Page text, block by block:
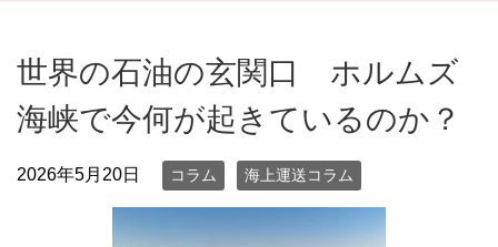
世界の石油の玄関口 ホルムズ
海峡で今何が起きているのか？
2026年5月20日 コラム 海上運送コラム